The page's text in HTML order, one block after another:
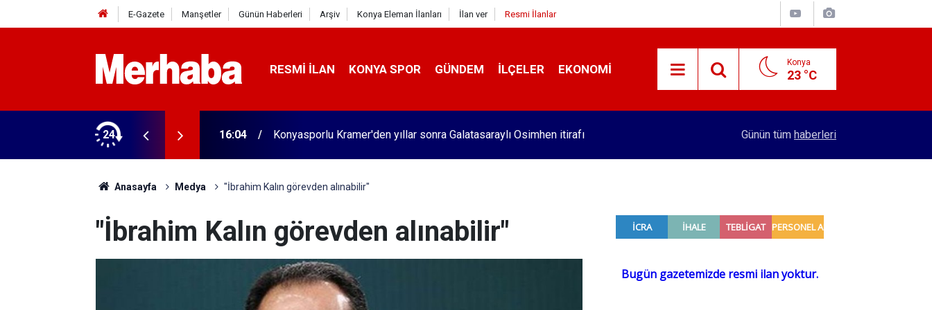
E-Gazete Manşetler Günün Haberleri Arşiv Konya Eleman İlanları İlan ver Resmi İlanlar
RESMI İLAN KONYA SPOR GÜNDEM İLÇELER EKONOMI Konya
23 °C
24
313 beygir motoru var 16:04 Konyasporlu Kramer'den yıllar sonra Galatasaraylı Osimhen itirafı Merkez Bankası rezervleri açıklandı
Günün tüm haberleri
Anasayfa Medya "İbrahim Kalın görevden alınabilir"
"İbrahim Kalın görevden alınabilir"